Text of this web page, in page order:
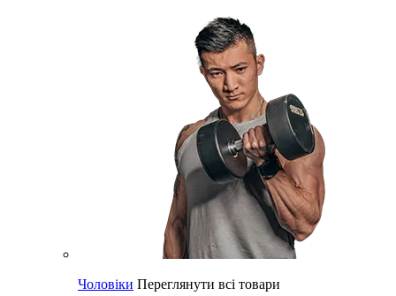
Чоловіки Переглянути всі товари